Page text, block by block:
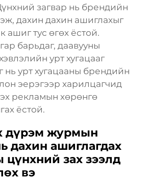
загвар нь брендийн
дахин дахин ашиглахыг
ашиг тус өгөх ёстой.
барьдаг, даавууны
урт хугацааг
нь урт хугацааны брендийн
эерэгээр харилцагчид
рекламын хөрөнгө
ёстой.
дүрэм журмын
дахин ашиглагдах
цүнхний зах зээлд
вэ